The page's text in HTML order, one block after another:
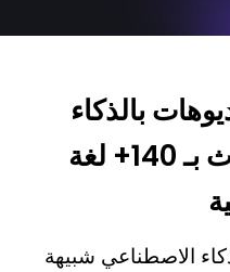
بالذكاء
الاصطناعي تتحدث بـ 140+ لغة
الاصطناعي شبيهة